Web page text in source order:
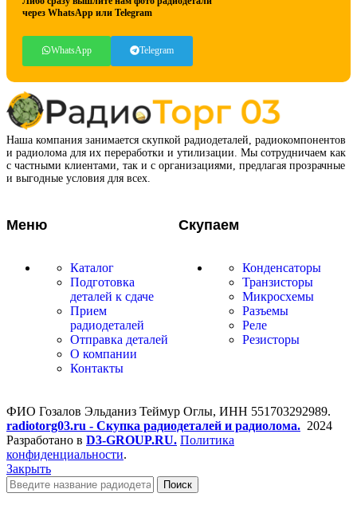
через WhatsApp или Telegram
WhatsApp Telegram
Наша компания занимается скупкой радиодеталей, радиокомпонентов
и радиолома для их переработки и утилизации. Мы сотрудничаем как
с частными клиентами, так и с организациями, предлагая прозрачные
и выгодные условия для всех.
Меню
Каталог
Подготовка
деталей к сдаче
Прием
радиодеталей
Отправка деталей
О компании
Контакты
Скупаем
Конденсаторы
Транзисторы
Микросхемы
Разъемы
Реле
Резисторы
ФИО Гозалов Эльданиз Теймур Оглы, ИНН 551703292989.
radiotorg03.ru - Скупка радиодеталей и радиолома. 2024
Разработано в D3-GROUP.RU. Политика
конфиденциальности.
Закрыть
Поиск